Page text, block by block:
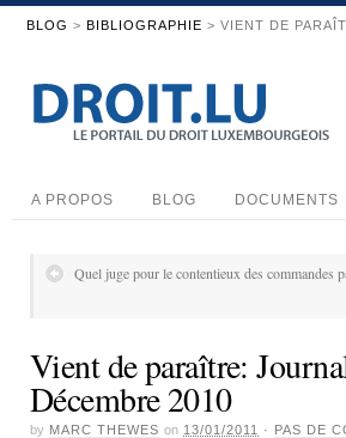
BLOG > BIBLIOGRAPHIE > VIENT DE
A PROPOS BLOG DOCUMENTS
Quel juge pour le contentieux des commandes
Vient de paraître:
Décembre 2010
by MARC THEWES on 13/01/2011 · PAS DE